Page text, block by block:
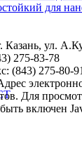
для
Казань, ул.
275-83-78
(843) 275-80-91
Для
включен